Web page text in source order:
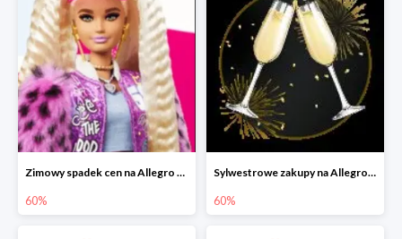
Zimowy spadek cen na Allegro - lalki Barbie do -60%
60%
Sylwestrowe zakupy na Allegro do -60%
60%